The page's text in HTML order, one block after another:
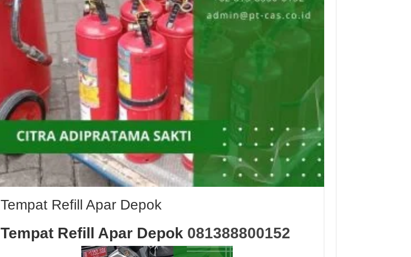
Tempat Refill Apar Depok
Tempat Refill Apar Depok 081388800152